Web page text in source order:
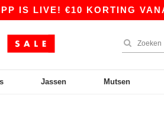
€10 KORTING VANAF €80
Jassen Mutsen